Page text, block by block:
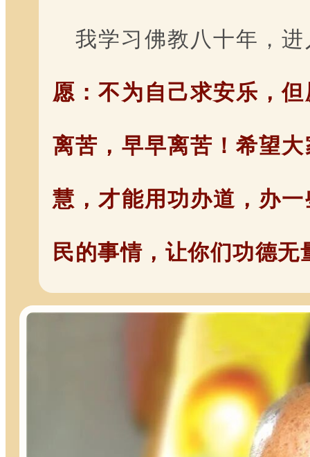
我学习佛教八十年，
愿：不为自己求安乐，
离苦，早早离苦！希望
慧，才能用功办道，办
民的事情，让你们功德无